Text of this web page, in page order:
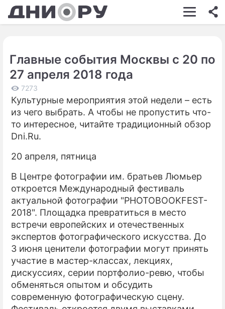
ШОУ-БИЗНЕС
КИНО
ЗДОРОВЬЕ
ЭКОНОМИКА
СТИЛЬ ЖИЗНИ
СЕРИАЛЫ
ИГРЫ
ПРЕСС-РЕЛИЗЫ
О ПРОЕКТЕ
Главные события Москвы с 20 по
27 апреля 2018 года
7273
Культурные мероприятия этой недели – есть
из чего выбрать. А чтобы не пропустить что-
то интересное, читайте традиционный обзор
Dni.Ru.
20 апреля, пятница
В Центре фотографии им. братьев Люмьер
откроется Международный фестиваль
актуальной фотографии "PHOTOBOOKFEST-
2018". Площадка превратиться в место
встречи европейских и отечественных
экспертов фотографического искусства. До
3 июня ценители фотографии могут принять
участие в мастер-классах, лекциях,
дискуссиях, серии портфолио-ревю, чтобы
обменяться опытом и обсудить
современную фотографическую сцену.